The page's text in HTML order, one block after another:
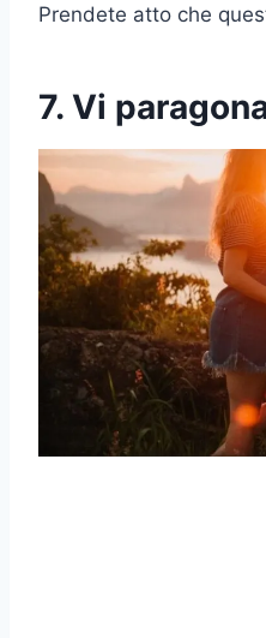
Prendete atto che
7. Vi